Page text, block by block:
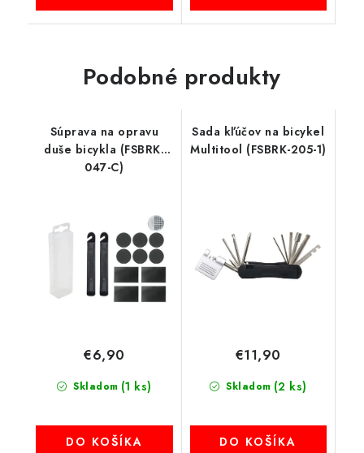
Podobné produkty
Súprava na opravu
duše bicykla (FSBRK-
047-C)
Skladom (1 ks)
€6,90
DO KOŠÍKA
Sada kľúčov na bicykel
Multitool (FSBRK-205-1)
Skladom (2 ks)
€11,90
DO KOŠÍKA